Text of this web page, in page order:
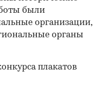
были
организации,
органы
плакатов